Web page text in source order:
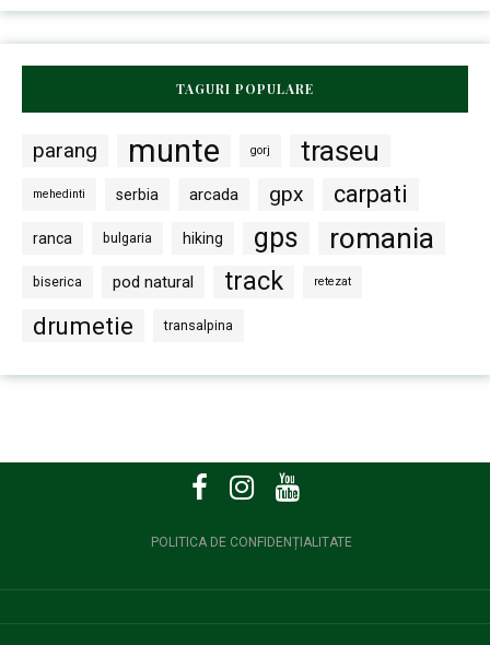
TAGURI POPULARE
parang munte gorj traseu
mehedinti serbia arcada gpx carpati
ranca bulgaria hiking gps romania
biserica pod natural track retezat
drumetie transalpina
POLITICA DE CONFIDENȚIALITATE